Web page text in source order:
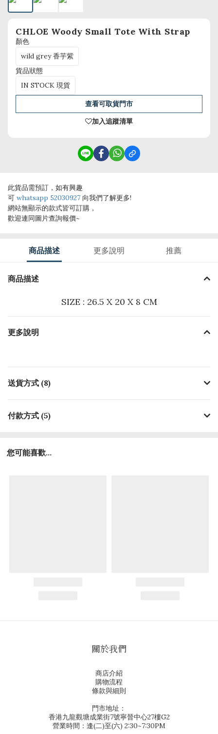
CHLOE Woody Small Tote With Strap
顏色
wild grey 香芋紫
貨品狀態
IN STOCK 現貨
查看可取貨門市
加入追蹤清單
此貨品需預訂，如有興趣
可 whatsapp 52030927 向我們了解更多!
網站無顯示的款式皆可訂購，
歡迎連同圖片查詢報價~
商品描述 更多說明 推薦
商品描述
SIZE : 26.5 X 20 X 8 CM
更多說明
送貨方式 (8)
付款方式 (5)
您可能喜歡...
關於我們
商店介紹
購物流程
條款與細則
門市地址：
香港九龍觀塘成業街7號寧晉中心27樓G2
營業時間：逢(二)至(六) 2:30~7:30PM